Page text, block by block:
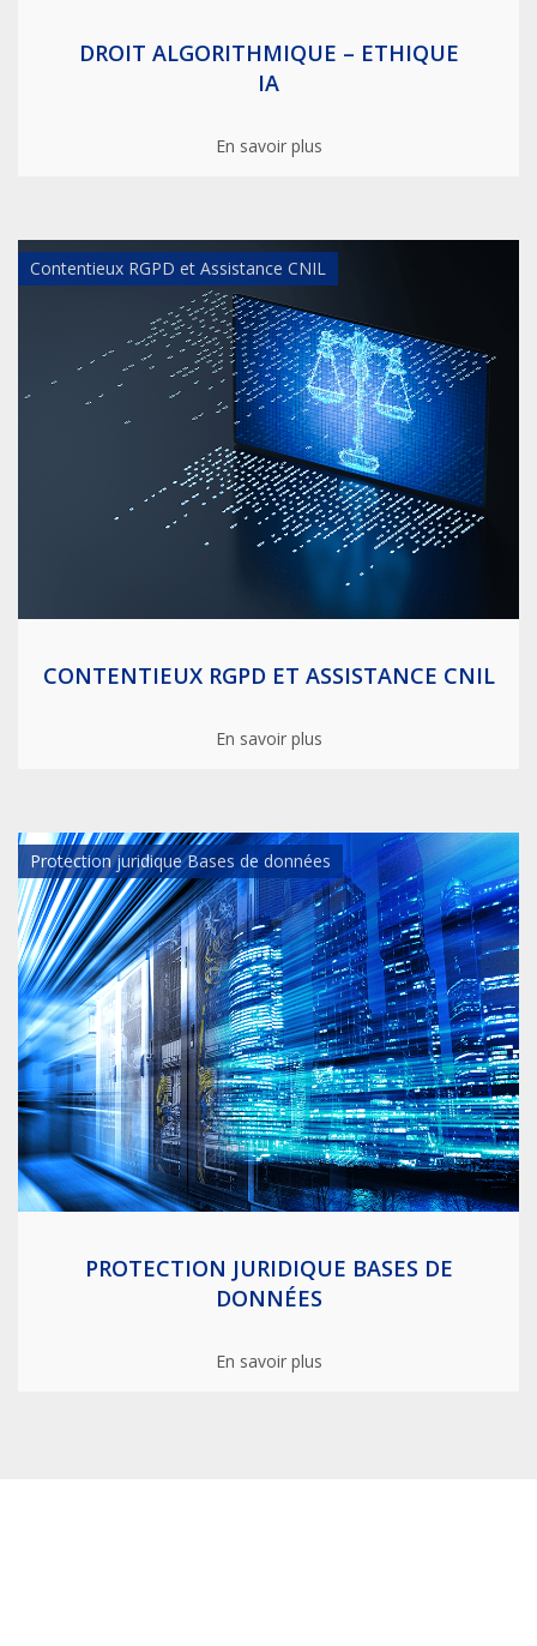
DROIT ALGORITHMIQUE – ETHIQUE
IA
En savoir plus
Contentieux RGPD et Assistance CNIL
CONTENTIEUX RGPD ET ASSISTANCE CNIL
En savoir plus
Protection juridique Bases de données
PROTECTION JURIDIQUE BASES DE
DONNÉES
En savoir plus